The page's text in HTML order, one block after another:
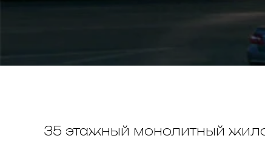
35 этажный монолитный